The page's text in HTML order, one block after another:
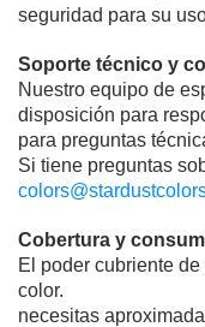
seguridad para su
Soporte técnico y
Nuestro equipo de
disposición para
para preguntas
Si tiene preguntas
Cobertura y
El poder cubriente
color.
necesitas